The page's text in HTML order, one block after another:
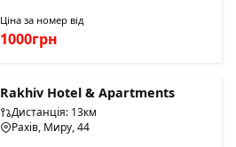
Ціна за номер від
1000грн
Rakhiv Hotel & Apartments
Дистанція: 13км
Рахів, Миру, 44